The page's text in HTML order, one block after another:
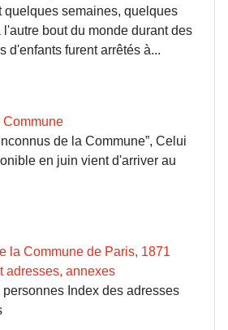
quelques semaines, quelques
bout du monde durant des
d'enfants furent arrêtés à...
Commune
de la Commune”, Celui
en juin vient d'arriver au
la Commune de Paris, 1871
adresses, annexes
personnes Index des adresses